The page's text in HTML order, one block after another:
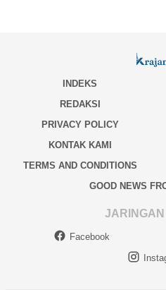
INDEKS
REDAKSI
PRIVACY POLICY
KONTAK KAMI
TERMS AND CONDITIONS
GOOD NEWS
Facebook